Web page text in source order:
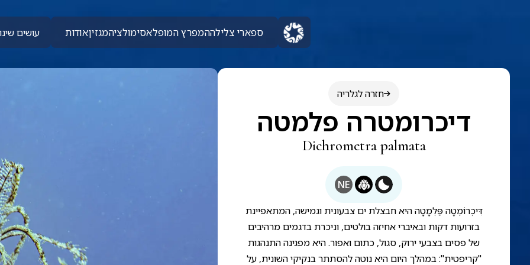
ספארי צלילההמפרץ המופלאסימולציהמגזיןאודות עושים
חזרה לגלריה
דיכרומטרה פלמטה
Dichrometra palmata
NE
דִּיכְרוֹמֶטָה פַּלְמָטָה היא חבצלת ים צבעונית וגמישה, המתאפיינת
בזרועות דקות ובאיברי אחיזה בולטים, וניכרת בדגמים מרהיבים
של פסים בצבעי ירוק, סגול, כתום ואפור. היא מפגינה התנהגות
"קריפטית": במהלך היום היא נוטה להסתתר בנקיקי השונית, על